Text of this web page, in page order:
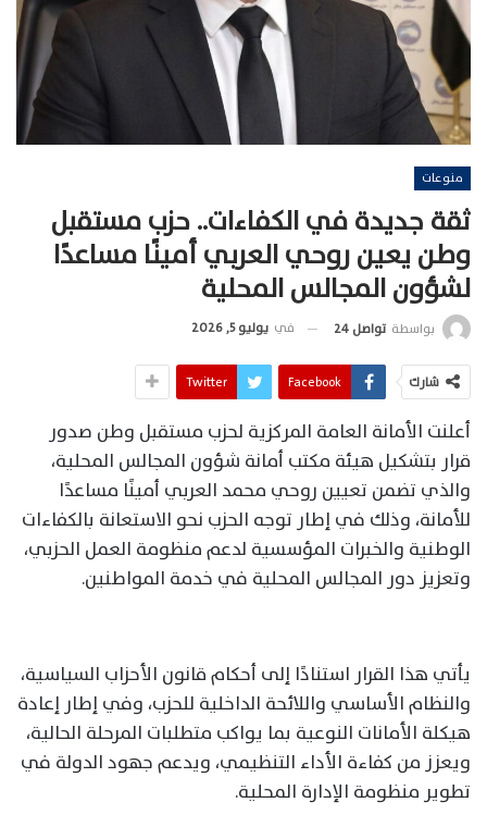
منوعات
ثقة جديدة في الكفاءات.. حزب مستقبل
وطن يعين روحي العربي أمينًا مساعدًا
لشؤون المجالس المحلية
بواسطة تواصل 24 في يوليو 5, 2026
شارك Facebook
Twitter
أعلنت الأمانة العامة المركزية لحزب مستقبل وطن صدور
قرار بتشكيل هيئة مكتب أمانة شؤون المجالس المحلية،
والذي تضمن تعيين روحي محمد العربي أمينًا مساعدًا
للأمانة، وذلك في إطار توجه الحزب نحو الاستعانة بالكفاءات
الوطنية والخبرات المؤسسية لدعم منظومة العمل الحزبي،
وتعزيز دور المجالس المحلية في خدمة المواطنين.
يأتي هذا القرار استنادًا إلى أحكام قانون الأحزاب السياسية،
والنظام الأساسي واللائحة الداخلية للحزب، وفي إطار إعادة
هيكلة الأمانات النوعية بما يواكب متطلبات المرحلة الحالية،
ويعزز من كفاءة الأداء التنظيمي، ويدعم جهود الدولة في
تطوير منظومة الإدارة المحلية.